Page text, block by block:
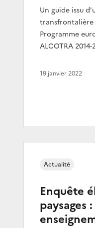
Un guide issu
transfrontalière
Programme
ALCOTRA 2014-
19 janvier 2022
Enquête
paysages
Actualité